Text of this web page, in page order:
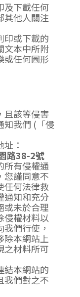
及下載任何
其他人關注
印或下載的
文本中所附
或任何圖形
且該等侵害
知我們 (「侵
：
路38-2號
所有侵權通
您謹同意不
任何法律救
通知和充分
或未於合理
侵權材料以
們行使，
除本網站上
之材料所可
結本網站的
我們對之不